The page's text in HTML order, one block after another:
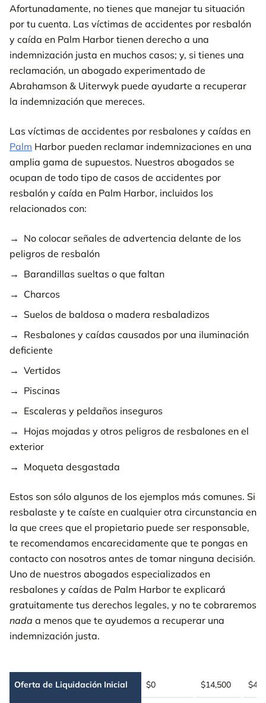
Afortunadamente, no tienes que manejar tu situación
por tu cuenta. Las víctimas de accidentes por resbalón
y caída en Palm Harbor tienen derecho a una
indemnización justa en muchos casos; y, si tienes una
reclamación, un abogado experimentado de
Abrahamson & Uiterwyk puede ayudarte a recuperar
la indemnización que mereces.
Las víctimas de accidentes por resbalones y caídas en
Palm Harbor pueden reclamar indemnizaciones en una
amplia gama de supuestos. Nuestros abogados se
ocupan de todo tipo de casos de accidentes por
resbalón y caída en Palm Harbor, incluidos los
relacionados con:
No colocar señales de advertencia delante de los
peligros de resbalón
Barandillas sueltas o que faltan
Charcos
Suelos de baldosa o madera resbaladizos
Resbalones y caídas causados por una iluminación
deficiente
Vertidos
Piscinas
Escaleras y peldaños inseguros
Hojas mojadas y otros peligros de resbalones en el
exterior
Moqueta desgastada
Estos son sólo algunos de los ejemplos más comunes. Si
resbalaste y te caíste en cualquier otra circunstancia en
la que crees que el propietario puede ser responsable,
te recomendamos encarecidamente que te pongas en
contacto con nosotros antes de tomar ninguna decisión.
Uno de nuestros abogados especializados en
resbalones y caídas de Palm Harbor te explicará
gratuitamente tus derechos legales, y no te cobraremos
nada a menos que te ayudemos a recuperar una
indemnización justa.
Oferta de Liquidación Inicial $0 $14,500